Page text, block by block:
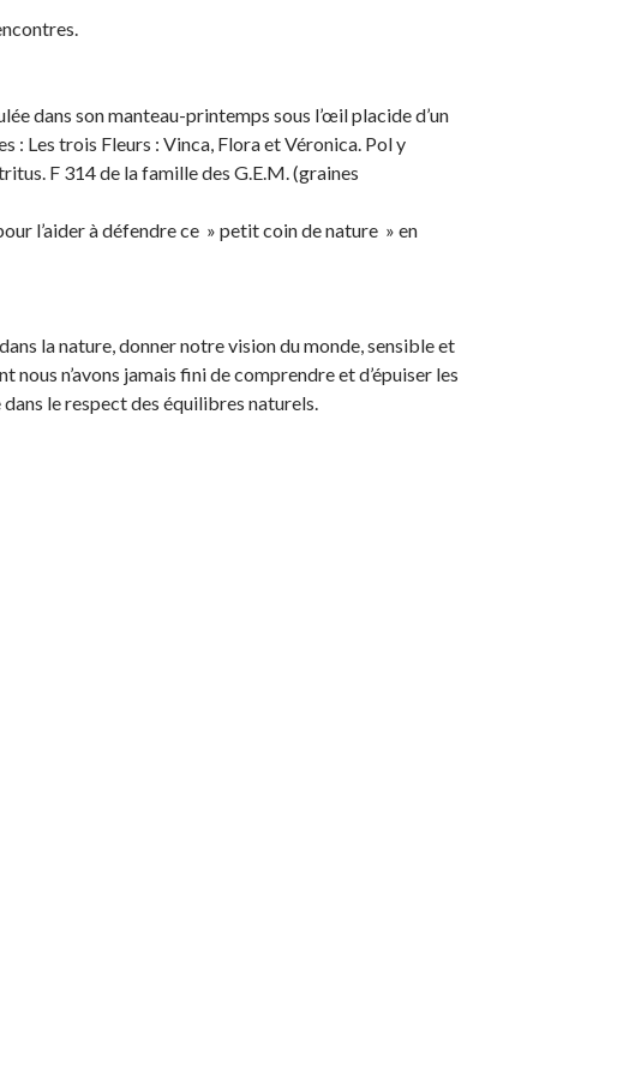
dans son manteau-printemps sous l’œil placide d’un
: Les trois Fleurs : Vinca, Flora et Véronica. Pol y
F 314 de la famille des G.E.M. (graines
l’aider à défendre ce » petit coin de nature » en
la nature, donner notre vision du monde, sensible et
n’avons jamais fini de comprendre et d’épuiser les
le respect des équilibres naturels.